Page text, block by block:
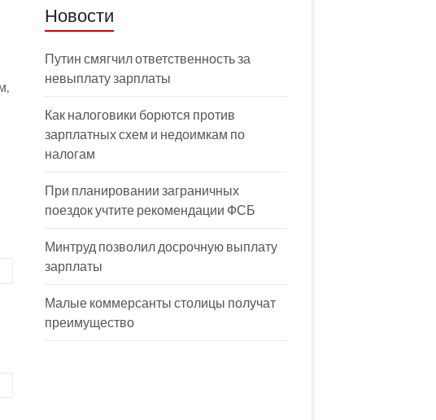
Новости
Путин смягчил ответственность за
невыплату зарплаты
Как налоговики борются против
зарплатных схем и недоимкам по
налогам
При планировании заграничных
поездок учтите рекомендации ФСБ
Минтруд позволил досрочную выплату
зарплаты
Малые коммерсанты столицы получат
преимущество